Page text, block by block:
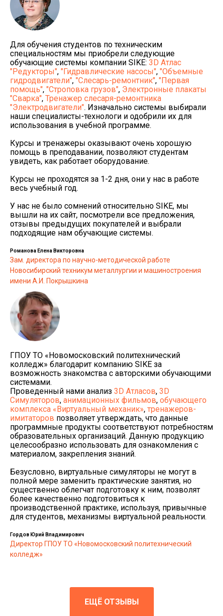
Для обучения студентов по техническим
специальностям мы приобрели следующие
обучающие системы компании SIKE: 3D Атлас
"Редукторы", "Гидравлические насосы", "Объемные
гидродвигатели", "Слесарь-ремонтник", "Первая
помощь", "Строповка грузов", Электронные плакаты
"Сварка", Тренажер слесаря-ремонтника
"Электродвигатели". Изначально системы выбирали
наши специалисты-технологи и одобрили их для
использования в учебной программе.
Курсы и тренажеры оказывают очень хорошую
помощь в преподавании, позволяют студентам
увидеть, как работает оборудование.
Курсы не проходятся за 1-2 дня, они у нас в работе
весь учебный год.
У нас не было сомнений относительно SIKE, мы
вышли на их сайт, посмотрели все предложения,
отзывы предыдущих покупателей и выбрали
подходящие нам обучающие системы.
Романова Елена Викторовна
Зам. директора по научно-методической работе
Новосибирский техникум металлургии и машиностроения
имени А.И. Покрышкина
ГПОУ ТО «Новомосковский политехнический
колледж» благодарит компанию SIKE за
возможность знакомства с авторскими обучающими
системами.
Проведенный нами анализ 3D Атласов, 3D
Симуляторов, анимационных фильмов, обучающего
комплекса «Виртуальный механик», тренажеров-
имитаторов позволяет утверждать, что данные
программные продукты соответствуют потребностям
образовательных организаций. Данную продукцию
целесообразно использовать для ознакомления с
материалом, закрепления знаний.
Безусловно, виртуальные симуляторы не могут в
полной мере заменить практические занятия, но
существенно облегчат подготовку к ним, позволят
более качественно подготовиться к
производственной практике, используя, привычные
для студентов, механизмы виртуальной реальности.
Гордов Юрий Владимирович
Директор ГПОУ ТО «Новомосковский политехнический
колледж»
ЕЩЁ ОТЗЫВЫ